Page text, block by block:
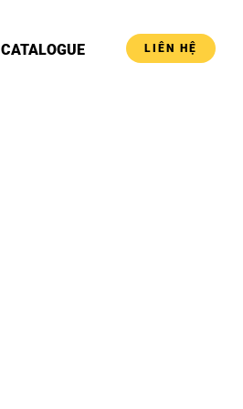
CATALOGUE LIÊN HỆ